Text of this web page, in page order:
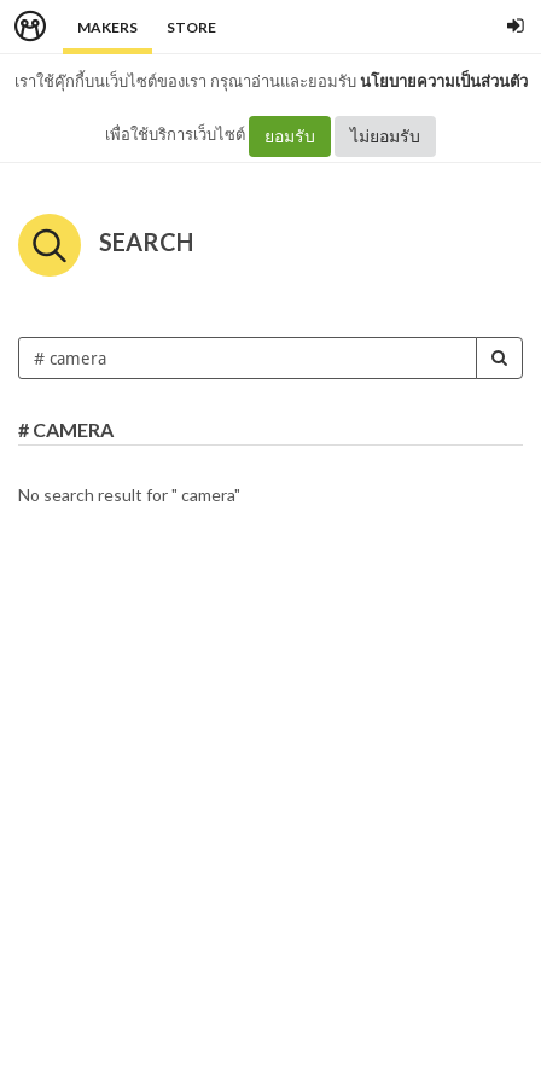
MAKERS STORE
เราใช้คุ๊กกี้บนเว็บไซต์ของเรา กรุณาอ่านและยอมรับนโยบายความเป็นส่วนตัว
เพื่อใช้บริการเว็บไซต์ ยอมรับ ไม่ยอมรับ
SEARCH
# CAMERA
No search result for " camera"